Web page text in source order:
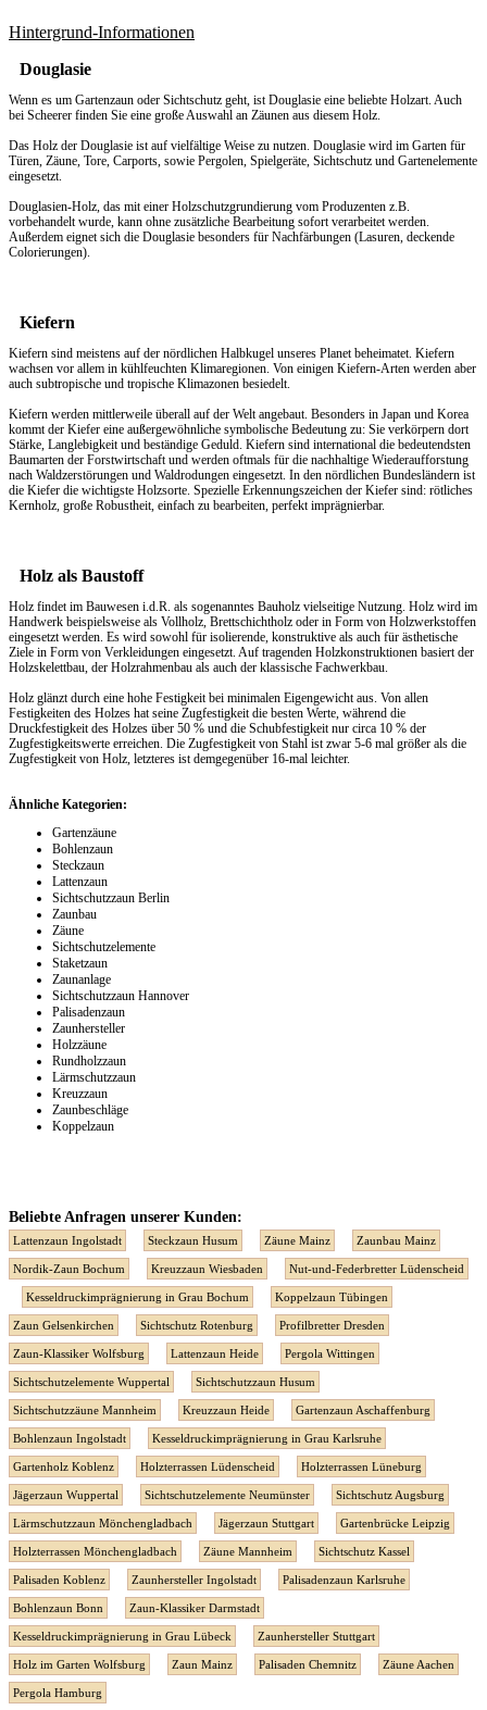
Hintergrund-Informationen
Douglasie
Wenn es um Gartenzaun oder Sichtschutz geht, ist Douglasie eine beliebte Holzart. Auch
bei Scheerer finden Sie eine große Auswahl an Zäunen aus diesem Holz.
Das Holz der Douglasie ist auf vielfältige Weise zu nutzen. Douglasie wird im Garten für
Türen, Zäune, Tore, Carports, sowie Pergolen, Spielgeräte, Sichtschutz und Gartenelemente
eingesetzt.
Douglasien-Holz, das mit einer Holzschutzgrundierung vom Produzenten z.B.
vorbehandelt wurde, kann ohne zusätzliche Bearbeitung sofort verarbeitet werden.
Außerdem eignet sich die Douglasie besonders für Nachfärbungen (Lasuren, deckende
Colorierungen).
Kiefern
Kiefern sind meistens auf der nördlichen Halbkugel unseres Planet beheimatet. Kiefern
wachsen vor allem in kühlfeuchten Klimaregionen. Von einigen Kiefern-Arten werden aber
auch subtropische und tropische Klimazonen besiedelt.
Kiefern werden mittlerweile überall auf der Welt angebaut. Besonders in Japan und Korea
kommt der Kiefer eine außergewöhnliche symbolische Bedeutung zu: Sie verkörpern dort
Stärke, Langlebigkeit und beständige Geduld. Kiefern sind international die bedeutendsten
Baumarten der Forstwirtschaft und werden oftmals für die nachhaltige Wiederaufforstung
nach Waldzerstörungen und Waldrodungen eingesetzt. In den nördlichen Bundesländern ist
die Kiefer die wichtigste Holzsorte. Spezielle Erkennungszeichen der Kiefer sind: rötliches
Kernholz, große Robustheit, einfach zu bearbeiten, perfekt imprägnierbar.
Holz als Baustoff
Holz findet im Bauwesen i.d.R. als sogenanntes Bauholz vielseitige Nutzung. Holz wird im
Handwerk beispielsweise als Vollholz, Brettschichtholz oder in Form von Holzwerkstoffen
eingesetzt werden. Es wird sowohl für isolierende, konstruktive als auch für ästhetische
Ziele in Form von Verkleidungen eingesetzt. Auf tragenden Holzkonstruktionen basiert der
Holzskelettbau, der Holzrahmenbau als auch der klassische Fachwerkbau.
Holz glänzt durch eine hohe Festigkeit bei minimalen Eigengewicht aus. Von allen
Festigkeiten des Holzes hat seine Zugfestigkeit die besten Werte, während die
Druckfestigkeit des Holzes über 50 % und die Schubfestigkeit nur circa 10 % der
Zugfestigkeitswerte erreichen. Die Zugfestigkeit von Stahl ist zwar 5-6 mal größer als die
Zugfestigkeit von Holz, letzteres ist demgegenüber 16-mal leichter.
Ähnliche Kategorien:
Gartenzäune
Bohlenzaun
Steckzaun
Lattenzaun
Sichtschutzzaun Berlin
Zaunbau
Zäune
Sichtschutzelemente
Staketzaun
Zaunanlage
Sichtschutzzaun Hannover
Palisadenzaun
Zaunhersteller
Holzzäune
Rundholzzaun
Lärmschutzzaun
Kreuzzaun
Zaunbeschläge
Koppelzaun
Beliebte Anfragen unserer Kunden:
Lattenzaun Ingolstadt Steckzaun Husum Zäune Mainz Zaunbau Mainz
Nordik-Zaun Bochum Kreuzzaun Wiesbaden Nut-und-Federbretter Lüdenscheid
Kesseldruckimprägnierung in Grau Bochum Koppelzaun Tübingen
Zaun Gelsenkirchen Sichtschutz Rotenburg Profilbretter Dresden
Zaun-Klassiker Wolfsburg Lattenzaun Heide Pergola Wittingen
Sichtschutzelemente Wuppertal Sichtschutzzaun Husum
Sichtschutzzäune Mannheim Kreuzzaun Heide Gartenzaun Aschaffenburg
Bohlenzaun Ingolstadt Kesseldruckimprägnierung in Grau Karlsruhe
Gartenholz Koblenz Holzterrassen Lüdenscheid Holzterrassen Lüneburg
Jägerzaun Wuppertal Sichtschutzelemente Neumünster Sichtschutz Augsburg
Lärmschutzzaun Mönchengladbach Jägerzaun Stuttgart Gartenbrücke Leipzig
Holzterrassen Mönchengladbach Zäune Mannheim Sichtschutz Kassel
Palisaden Koblenz Zaunhersteller Ingolstadt Palisadenzaun Karlsruhe
Bohlenzaun Bonn Zaun-Klassiker Darmstadt
Kesseldruckimprägnierung in Grau Lübeck Zaunhersteller Stuttgart
Holz im Garten Wolfsburg Zaun Mainz Palisaden Chemnitz Zäune Aachen
Pergola Hamburg